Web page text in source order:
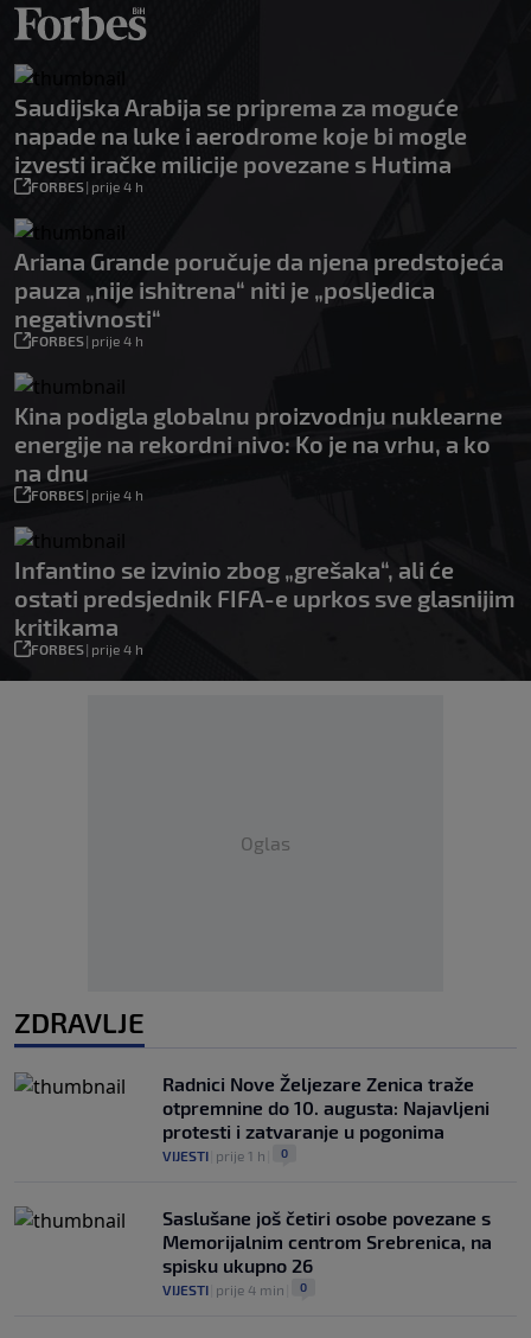
Saudijska Arabija se priprema za moguće
napade na luke i aerodrome koje bi mogle
izvesti iračke milicije povezane s Hutima
FORBES| prije 4 h
Ariana Grande poručuje da njena predstojeća
pauza „nije ishitrena“ niti je „posljedica
negativnosti“
FORBES| prije 4 h
Kina podigla globalnu proizvodnju nuklearne
energije na rekordni nivo: Ko je na vrhu, a ko
na dnu
FORBES| prije 4 h
Infantino se izvinio zbog „grešaka“, ali će
ostati predsjednik FIFA-e uprkos sve glasnijim
kritikama
FORBES| prije 4 h
Oglas
ZDRAVLJE
Radnici Nove Željezare Zenica traže
otpremnine do 10. augusta: Najavljeni
protesti i zatvaranje u pogonima
VIJESTI prije 1 h 0
Saslušane još četiri osobe povezane s
Memorijalnim centrom Srebrenica, na
spisku ukupno 26
VIJESTI prije 4 min 0